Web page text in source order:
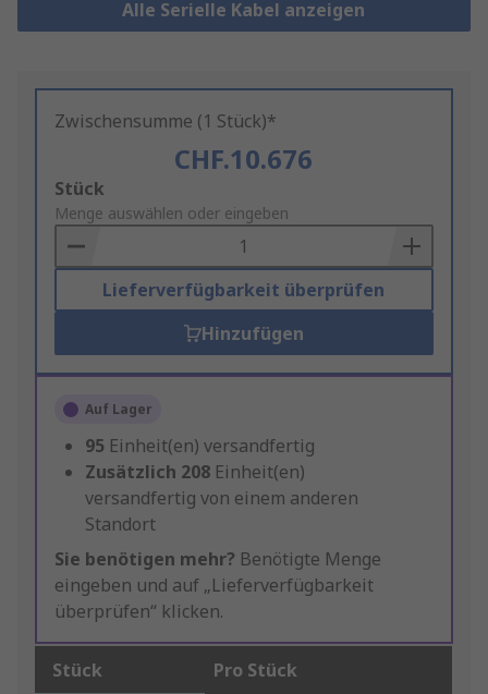
Alle Serielle Kabel anzeigen
Zwischensumme (1 Stück)*
CHF.10.676
Add
to
Basket
Stück
Menge auswählen oder eingeben
Lieferverfügbarkeit überprüfen
Hinzufügen
Auf Lager
95 Einheit(en) versandfertig
Zusätzlich 208 Einheit(en)
versandfertig von einem anderen
Standort
Sie benötigen mehr? Benötigte Menge
eingeben und auf „Lieferverfügbarkeit
überprüfen“ klicken.
Stück Pro Stück